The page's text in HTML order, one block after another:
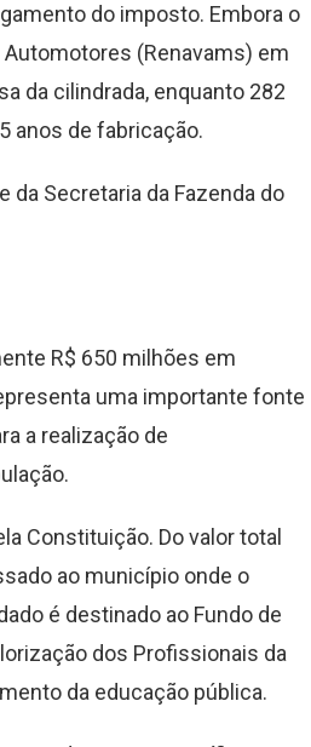
do imposto. Embora o
(Renavams) em
da cilindrada, enquanto 282
anos de fabricação.
da Secretaria da Fazenda do
R$ 650 milhões em
uma importante fonte
a realização de
Constituição. Do valor total
ao município onde o
é destinado ao Fundo de
dos Profissionais da
da educação pública.